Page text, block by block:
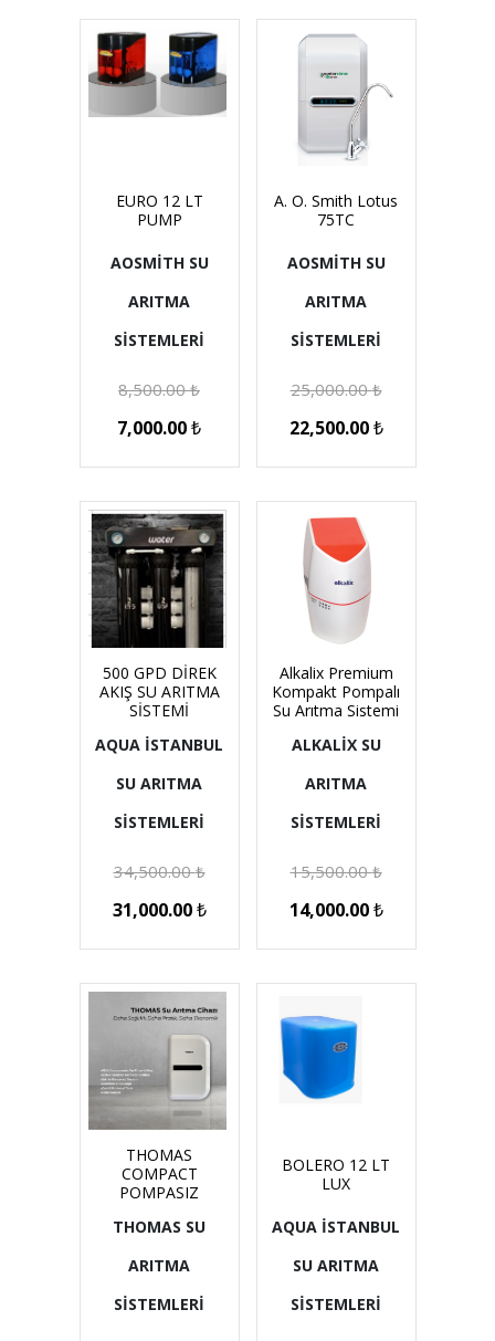
EURO 12 LT
PUMP
AOSMİTH SU
ARITMA
SİSTEMLERİ
8,500.00₺
7,000.00₺
A. O. Smith Lotus
75TC
AOSMİTH SU
ARITMA
SİSTEMLERİ
25,000.00₺
22,500.00₺
500 GPD DİREK
AKIŞ SU ARITMA
SİSTEMİ
AQUA İSTANBUL
SU ARITMA
SİSTEMLERİ
34,500.00₺
31,000.00₺
Alkalix Premium
Kompakt Pompalı
Su Arıtma Sistemi
ALKALİX SU
ARITMA
SİSTEMLERİ
15,500.00₺
14,000.00₺
THOMAS
COMPACT
POMPASIZ
THOMAS SU
ARITMA
SİSTEMLERİ
BOLERO 12 LT
LUX
AQUA İSTANBUL
SU ARITMA
SİSTEMLERİ